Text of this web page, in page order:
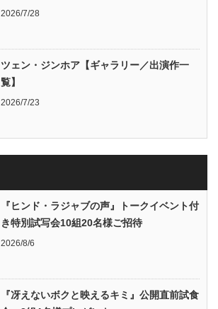
2026/7/28
ツェン・ジンホア【ギャラリー／出演作一
覧】
2026/7/23
『ヒンド・ラジャブの声』トークイベント付
き特別試写会10組20名様ご招待
2026/8/6
『冴えないボクと映えるキミ』公開直前試食